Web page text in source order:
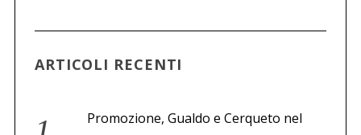
ARTICOLI RECENTI
Promozione, Gualdo e Cerqueto nel